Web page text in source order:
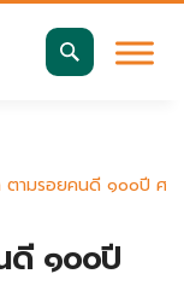
ามรอยคนดี ๑๐๐ปี ศ.น
ดี ๑๐๐ปี